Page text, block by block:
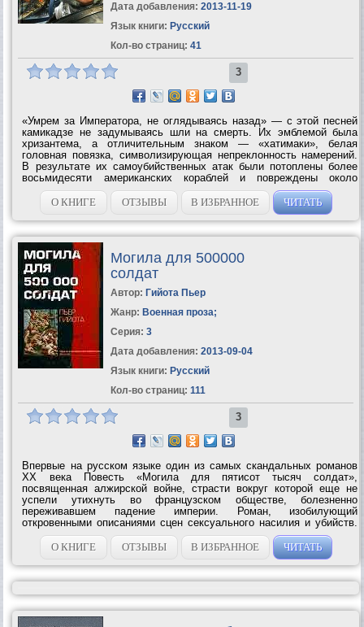
Дата добавления: 2013-11-19
Язык книги: Русский
Кол-во страниц: 41
3
«Умрем за Императора, не оглядываясь назад» — с этой песней
камикадзе не задумываясь шли на смерть. Их эмблемой была
хризантема, а отличительным знаком — «хатимаки», белая
головная повязка, символизирующая непреклонность намерений.
В результате их самоубийственных атак были потоплены более
восьмидесяти американских кораблей и повреждены около
двухсот. В августе 1945 года с японскими смертниками пришлось
столкнуться и советским...
О КНИГЕ ОТЗЫВЫ В ИЗБРАННОЕ ЧИТАТЬ
Могила для 500000
солдат
Автор: Гийота Пьер
Жанр: Военная проза;
Серия: 3
Дата добавления: 2013-09-04
Язык книги: Русский
Кол-во страниц: 111
3
Впервые на русском языке один из самых скандальных романов
XX века Повесть «Могила для пятисот тысяч солдат»,
посвященная алжирской войне, страсти вокруг которой еще не
успели утихнуть во французском обществе, болезненно
переживавшем падение империи. Роман, изобилующий
откровенными описаниями сцен сексуального насилия и убийств.
Сегодня эта книга, впервые выходящая в русском переводе
Михаила Иванова, признана величайшим и...
О КНИГЕ ОТЗЫВЫ В ИЗБРАННОЕ ЧИТАТЬ